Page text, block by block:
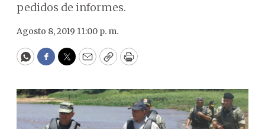
pedidos de informes.
Agosto 8, 2019 11:00 p. m.
WhatsApp
Facebook
Twitter
EmailCopyPrint